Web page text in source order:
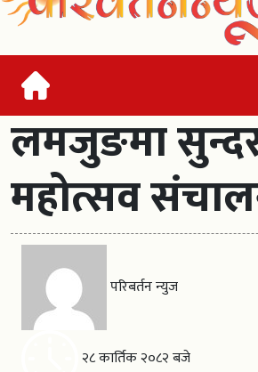
लमजुङमा
महोत्सव
परिबर्तन न्युज
२८ कार्तिक २०८२ बजे